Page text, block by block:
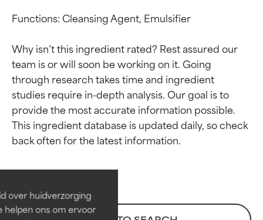
over huidverzorging
helpen ons om ervoor
Functions: Cleansing Agent, Emulsifier
Why isn’t this ingredient rated? Rest assured our
team is or will soon be working on it. Going
through research takes time and ingredient
studies require in-depth analysis. Our goal is to
provide the most accurate information possible.
This ingredient database is updated daily, so check
Beoordelingen van
ingrediënten
Bewezen en ondersteund door
onafhankelijk onderzoek.
Beoordelingen van
ingrediënten
Bewezen en ondersteund door
onafhankelijk onderzoek.